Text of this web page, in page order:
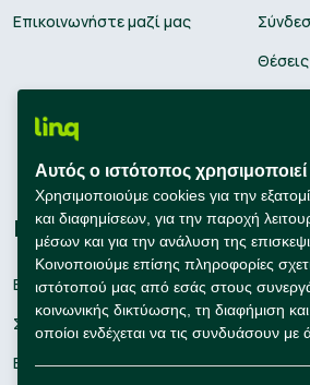
Επικοινωνήστε μαζί μας
Εταιρείες
Εγγραφή
Σύνδεση
Εργαλεία Προσλήψεων
Αυτός ο ιστότοπος
Χρησιμοποιούμε cookies για την
και διαφημίσεων, για την παροχή
μέσων και για την ανάλυση της
Κοινοποιούμε επίσης πληροφορίες
ιστότοπού μας από εσάς στους
κοινωνικής δικτύωσης, τη διαφήμιση
οποίοι ενδέχεται να τις συνδυάσουν με